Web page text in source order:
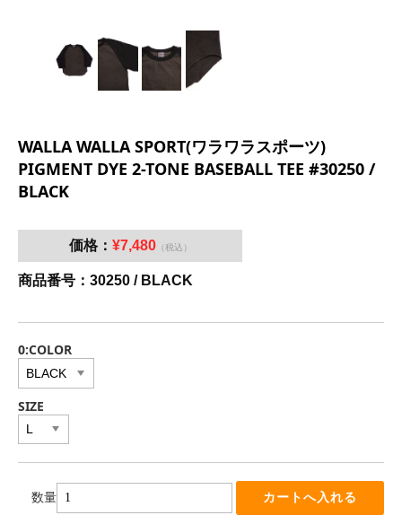
WALLA WALLA SPORT(ワラワラスポーツ)
PIGMENT DYE 2-TONE BASEBALL TEE #30250 /
BLACK
価格： ¥7,480（税込）
商品番号：30250 / BLACK
0:COLOR
SIZE
数量